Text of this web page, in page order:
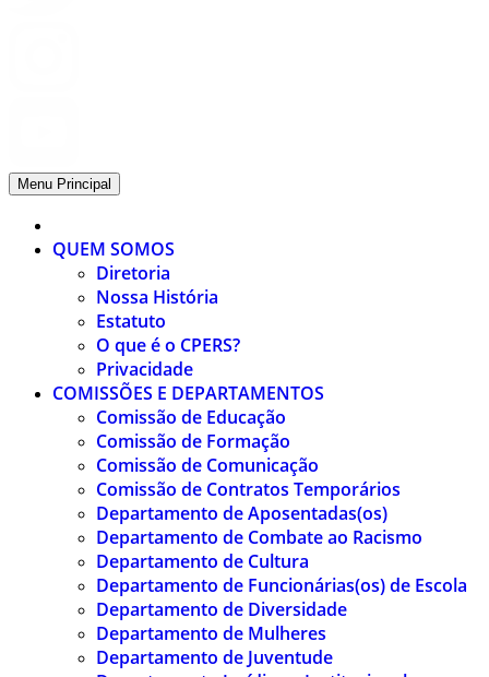
Menu Principal
QUEM SOMOS
Diretoria
Nossa História
Estatuto
O que é o CPERS?
Privacidade
COMISSÕES E DEPARTAMENTOS
Comissão de Educação
Comissão de Formação
Comissão de Comunicação
Comissão de Contratos Temporários
Departamento de Aposentadas(os)
Departamento de Combate ao Racismo
Departamento de Cultura
Departamento de Funcionárias(os) de Escola
Departamento de Diversidade
Departamento de Mulheres
Departamento de Juventude